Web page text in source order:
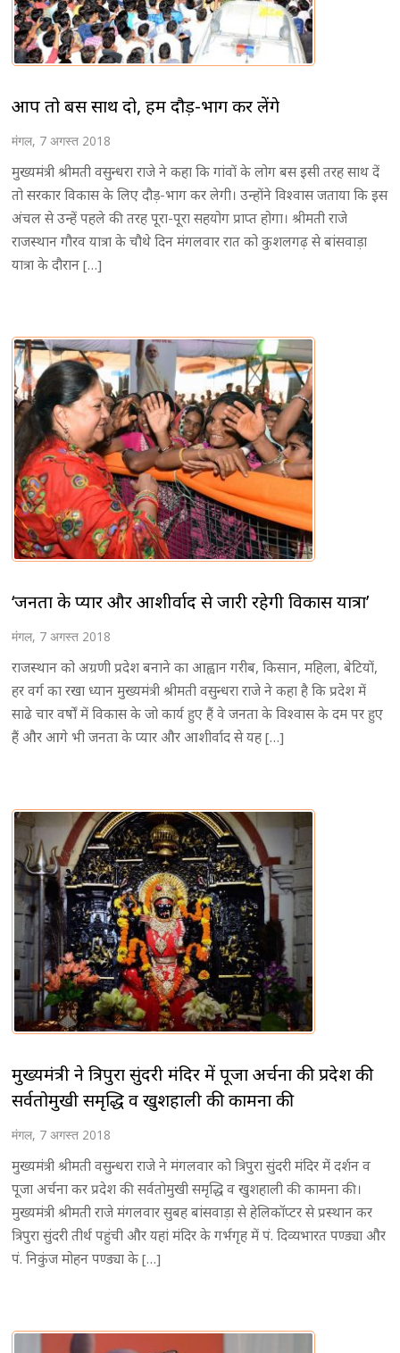
आप तो बस साथ दो, हम दौड़-भाग कर लेंगे
मंगल, 7 अगस्त 2018
मुख्यमंत्री श्रीमती वसुन्धरा राजे ने कहा कि गांवों के लोग बस इसी तरह साथ दें
तो सरकार विकास के लिए दौड़-भाग कर लेगी। उन्होंने विश्वास जताया कि इस
अंचल से उन्हें पहले की तरह पूरा-पूरा सहयोग प्राप्त होगा। श्रीमती राजे
राजस्थान गौरव यात्रा के चौथे दिन मंगलवार रात को कुशलगढ़ से बांसवाड़ा
यात्रा के दौरान […]
‘जनता के प्यार और आशीर्वाद से जारी रहेगी विकास यात्रा’
मंगल, 7 अगस्त 2018
राजस्थान को अग्रणी प्रदेश बनाने का आह्वान गरीब, किसान, महिला, बेटियों,
हर वर्ग का रखा ध्यान मुख्यमंत्री श्रीमती वसुन्धरा राजे ने कहा है कि प्रदेश में
साढे चार वर्षों में विकास के जो कार्य हुए हैं वे जनता के विश्वास के दम पर हुए
हैं और आगे भी जनता के प्यार और आशीर्वाद से यह […]
मुख्यमंत्री ने त्रिपुरा सुंदरी मंदिर में पूजा अर्चना की प्रदेश की
सर्वतोमुखी समृद्धि व खुशहाली की कामना की
मंगल, 7 अगस्त 2018
मुख्यमंत्री श्रीमती वसुन्धरा राजे ने मंगलवार को त्रिपुरा सुंदरी मंदिर में दर्शन व
पूजा अर्चना कर प्रदेश की सर्वतोमुखी समृद्धि व खुशहाली की कामना की।
मुख्यमंत्री श्रीमती राजे मंगलवार सुबह बांसवाड़ा से हेलिकॉप्टर से प्रस्थान कर
त्रिपुरा सुंदरी तीर्थ पहुंची और यहां मंदिर के गर्भगृह में पं. दिव्यभारत पण्ड्या और
पं. निकुंज मोहन पण्ड्या के […]